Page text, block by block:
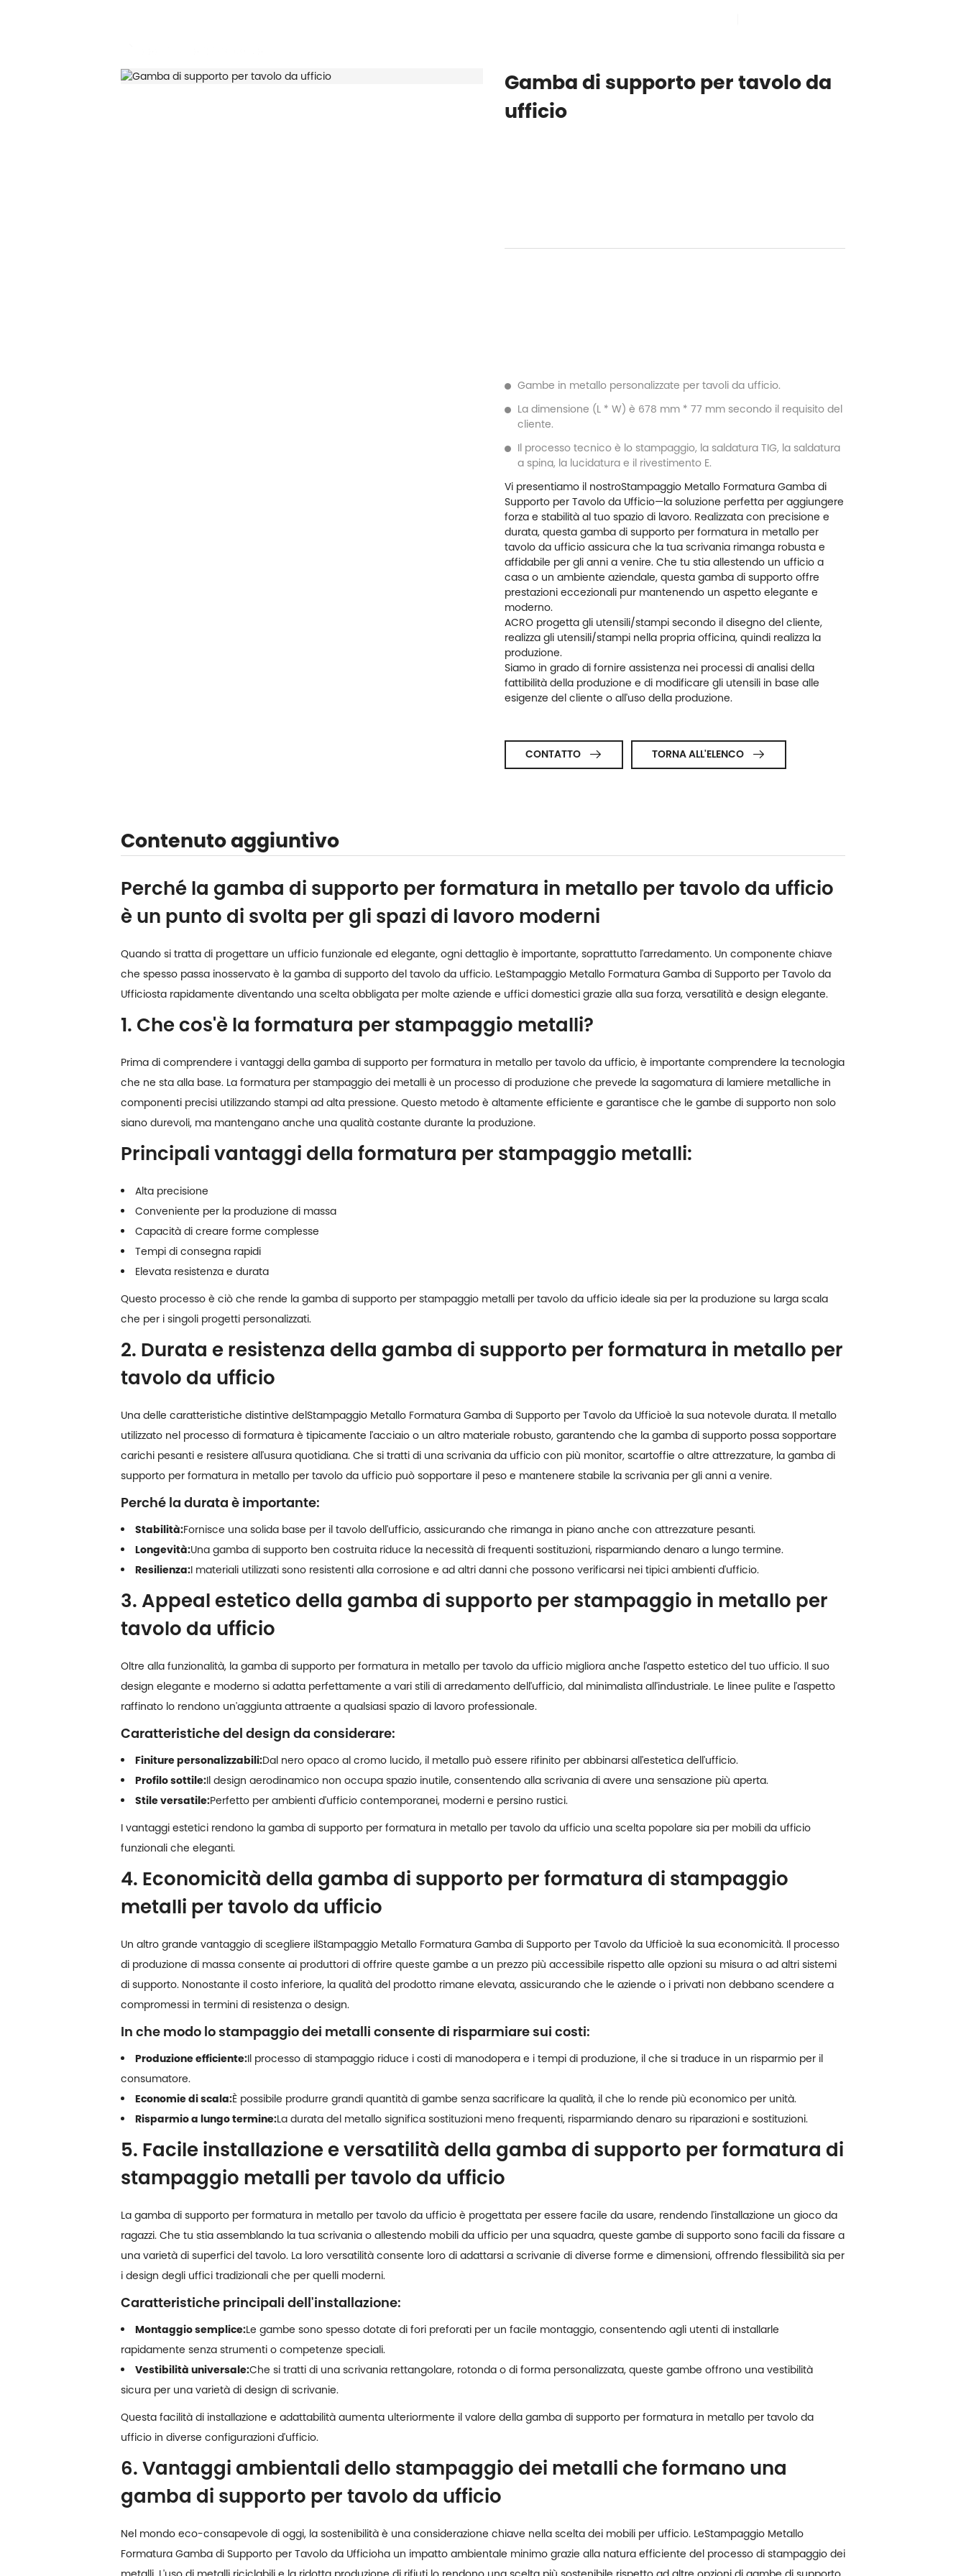
Gamba di supporto per tavolo da
ufficio
Gambe in metallo personalizzate per tavoli da ufficio.
La dimensione (L * W) è 678 mm * 77 mm secondo il requisito del
cliente.
Il processo tecnico è lo stampaggio, la saldatura TIG, la saldatura
a spina, la lucidatura e il rivestimento E.
Vi presentiamo il nostroStampaggio Metallo Formatura Gamba di
Supporto per Tavolo da Ufficio—la soluzione perfetta per aggiungere
forza e stabilità al tuo spazio di lavoro. Realizzata con precisione e
durata, questa gamba di supporto per formatura in metallo per
tavolo da ufficio assicura che la tua scrivania rimanga robusta e
affidabile per gli anni a venire. Che tu stia allestendo un ufficio a
casa o un ambiente aziendale, questa gamba di supporto offre
prestazioni eccezionali pur mantenendo un aspetto elegante e
moderno.
ACRO progetta gli utensili/stampi secondo il disegno del cliente,
realizza gli utensili/stampi nella propria officina, quindi realizza la
produzione.
Siamo in grado di fornire assistenza nei processi di analisi della
fattibilità della produzione e di modificare gli utensili in base alle
esigenze del cliente o all'uso della produzione.
CONTATTO  TORNA ALL'ELENCO 
Contenuto aggiuntivo
Perché la gamba di supporto per formatura in metallo per tavolo da ufficio
è un punto di svolta per gli spazi di lavoro moderni
Quando si tratta di progettare un ufficio funzionale ed elegante, ogni dettaglio è importante, soprattutto l'arredamento. Un componente chiave
che spesso passa inosservato è la gamba di supporto del tavolo da ufficio. LeStampaggio Metallo Formatura Gamba di Supporto per Tavolo da
Ufficiosta rapidamente diventando una scelta obbligata per molte aziende e uffici domestici grazie alla sua forza, versatilità e design elegante.
1. Che cos'è la formatura per stampaggio metalli?
Prima di comprendere i vantaggi della gamba di supporto per formatura in metallo per tavolo da ufficio, è importante comprendere la tecnologia
che ne sta alla base. La formatura per stampaggio dei metalli è un processo di produzione che prevede la sagomatura di lamiere metalliche in
componenti precisi utilizzando stampi ad alta pressione. Questo metodo è altamente efficiente e garantisce che le gambe di supporto non solo
siano durevoli, ma mantengano anche una qualità costante durante la produzione.
Principali vantaggi della formatura per stampaggio metalli:
Alta precisione
Conveniente per la produzione di massa
Capacità di creare forme complesse
Tempi di consegna rapidi
Elevata resistenza e durata
Questo processo è ciò che rende la gamba di supporto per stampaggio metalli per tavolo da ufficio ideale sia per la produzione su larga scala
che per i singoli progetti personalizzati.
2. Durata e resistenza della gamba di supporto per formatura in metallo per
tavolo da ufficio
Una delle caratteristiche distintive delStampaggio Metallo Formatura Gamba di Supporto per Tavolo da Ufficioè la sua notevole durata. Il metallo
utilizzato nel processo di formatura è tipicamente l'acciaio o un altro materiale robusto, garantendo che la gamba di supporto possa sopportare
carichi pesanti e resistere all'usura quotidiana. Che si tratti di una scrivania da ufficio con più monitor, scartoffie o altre attrezzature, la gamba di
supporto per formatura in metallo per tavolo da ufficio può sopportare il peso e mantenere stabile la scrivania per gli anni a venire.
Perché la durata è importante:
Stabilità:Fornisce una solida base per il tavolo dell'ufficio, assicurando che rimanga in piano anche con attrezzature pesanti.
Longevità:Una gamba di supporto ben costruita riduce la necessità di frequenti sostituzioni, risparmiando denaro a lungo termine.
Resilienza:I materiali utilizzati sono resistenti alla corrosione e ad altri danni che possono verificarsi nei tipici ambienti d'ufficio.
3. Appeal estetico della gamba di supporto per stampaggio in metallo per
tavolo da ufficio
Oltre alla funzionalità, la gamba di supporto per formatura in metallo per tavolo da ufficio migliora anche l'aspetto estetico del tuo ufficio. Il suo
design elegante e moderno si adatta perfettamente a vari stili di arredamento dell'ufficio, dal minimalista all'industriale. Le linee pulite e l'aspetto
raffinato lo rendono un'aggiunta attraente a qualsiasi spazio di lavoro professionale.
Caratteristiche del design da considerare:
Finiture personalizzabili:Dal nero opaco al cromo lucido, il metallo può essere rifinito per abbinarsi all'estetica dell'ufficio.
Profilo sottile:Il design aerodinamico non occupa spazio inutile, consentendo alla scrivania di avere una sensazione più aperta.
Stile versatile:Perfetto per ambienti d'ufficio contemporanei, moderni e persino rustici.
I vantaggi estetici rendono la gamba di supporto per formatura in metallo per tavolo da ufficio una scelta popolare sia per mobili da ufficio
funzionali che eleganti.
4. Economicità della gamba di supporto per formatura di stampaggio
metalli per tavolo da ufficio
Un altro grande vantaggio di scegliere ilStampaggio Metallo Formatura Gamba di Supporto per Tavolo da Ufficioè la sua economicità. Il processo
di produzione di massa consente ai produttori di offrire queste gambe a un prezzo più accessibile rispetto alle opzioni su misura o ad altri sistemi
di supporto. Nonostante il costo inferiore, la qualità del prodotto rimane elevata, assicurando che le aziende o i privati non debbano scendere a
compromessi in termini di resistenza o design.
In che modo lo stampaggio dei metalli consente di risparmiare sui costi:
Produzione efficiente:Il processo di stampaggio riduce i costi di manodopera e i tempi di produzione, il che si traduce in un risparmio per il
consumatore.
Economie di scala:È possibile produrre grandi quantità di gambe senza sacrificare la qualità, il che lo rende più economico per unità.
Risparmio a lungo termine:La durata del metallo significa sostituzioni meno frequenti, risparmiando denaro su riparazioni e sostituzioni.
5. Facile installazione e versatilità della gamba di supporto per formatura di
stampaggio metalli per tavolo da ufficio
La gamba di supporto per formatura in metallo per tavolo da ufficio è progettata per essere facile da usare, rendendo l'installazione un gioco da
ragazzi. Che tu stia assemblando la tua scrivania o allestendo mobili da ufficio per una squadra, queste gambe di supporto sono facili da fissare a
una varietà di superfici del tavolo. La loro versatilità consente loro di adattarsi a scrivanie di diverse forme e dimensioni, offrendo flessibilità sia per
i design degli uffici tradizionali che per quelli moderni.
Caratteristiche principali dell'installazione:
Montaggio semplice:Le gambe sono spesso dotate di fori preforati per un facile montaggio, consentendo agli utenti di installarle
rapidamente senza strumenti o competenze speciali.
Vestibilità universale:Che si tratti di una scrivania rettangolare, rotonda o di forma personalizzata, queste gambe offrono una vestibilità
sicura per una varietà di design di scrivanie.
Questa facilità di installazione e adattabilità aumenta ulteriormente il valore della gamba di supporto per formatura in metallo per tavolo da
ufficio in diverse configurazioni d'ufficio.
6. Vantaggi ambientali dello stampaggio dei metalli che formano una
gamba di supporto per tavolo da ufficio
Nel mondo eco-consapevole di oggi, la sostenibilità è una considerazione chiave nella scelta dei mobili per ufficio. LeStampaggio Metallo
Formatura Gamba di Supporto per Tavolo da Ufficioha un impatto ambientale minimo grazie alla natura efficiente del processo di stampaggio dei